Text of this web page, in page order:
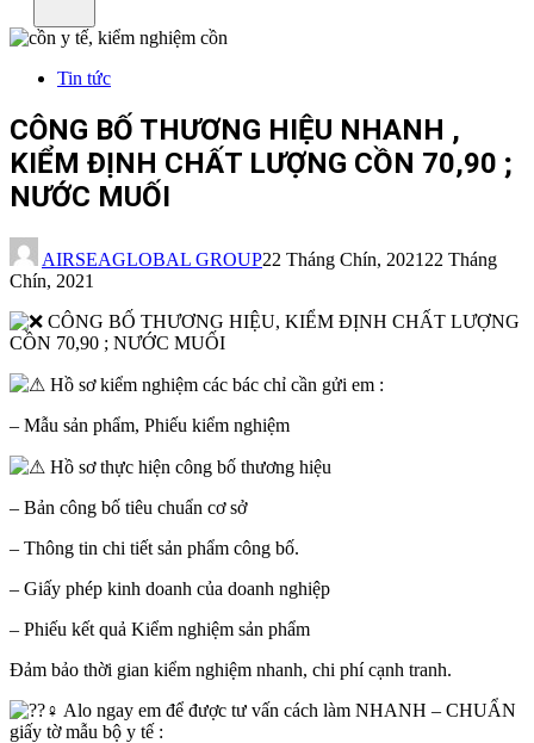
Tin tức
CÔNG BỐ THƯƠNG HIỆU NHANH ,
KIỂM ĐỊNH CHẤT LƯỢNG CỒN 70,90 ;
NƯỚC MUỐI
AIRSEAGLOBAL GROUP22 Tháng Chín, 2021 22 Tháng
Chín, 2021
CÔNG BỐ THƯƠNG HIỆU, KIỂM ĐỊNH CHẤT LƯỢNG
CỒN 70,90 ; NƯỚC MUỐI
Hồ sơ kiểm nghiệm các bác chỉ cần gửi em :
– Mẫu sản phẩm, Phiếu kiểm nghiệm
Hồ sơ thực hiện công bố thương hiệu
– Bản công bố tiêu chuẩn cơ sở
– Thông tin chi tiết sản phẩm công bố.
– Giấy phép kinh doanh của doanh nghiệp
– Phiếu kết quả Kiểm nghiệm sản phẩm
Đảm bảo thời gian kiểm nghiệm nhanh, chi phí cạnh tranh.
Alo ngay em để được tư vấn cách làm NHANH – CHUẨN
giấy tờ mẫu bộ y tế :